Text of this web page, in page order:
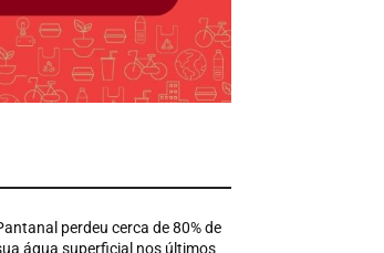
perdeu cerca de 80% de
água superficial nos últimos